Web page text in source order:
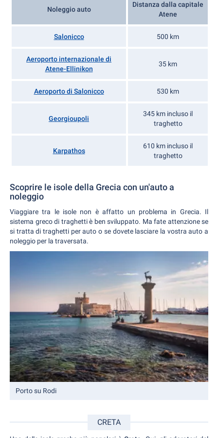
Noleggio auto
Distanza dalla capitale
Atene
Salonicco 500 km
Aeroporto internazionale di
Atene-Ellinikon
35 km
Aeroporto di Salonicco 530 km
Georgioupoli
345 km incluso il
traghetto
Karpathos
610 km incluso il
traghetto
Scoprire le isole della Grecia con un'auto a
noleggio
Viaggiare tra le isole non è affatto un problema in Grecia. Il
sistema greco di traghetti è ben sviluppato. Ma fate attenzione se
si tratta di traghetti per auto o se dovete lasciare la vostra auto a
noleggio per la traversata.
Porto su Rodi
CRETA